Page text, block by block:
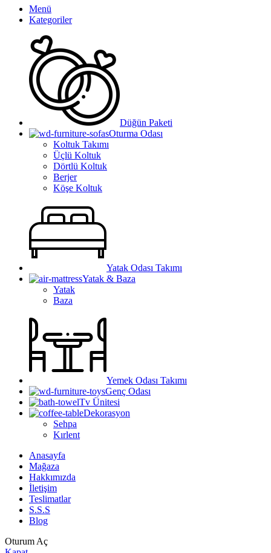
Menü
Kategoriler
Düğün Paketi
Oturma Odası
Koltuk Takımı
Üçlü Koltuk
Dörtlü Koltuk
Berjer
Köşe Koltuk
Yatak Odası Takımı
Yatak & Baza
Yatak
Baza
Yemek Odası Takımı
Genç Odası
Tv Ünitesi
Dekorasyon
Sehpa
Kırlent
Anasayfa
Mağaza
Hakkımızda
İletişim
Teslimatlar
S.S.S
Blog
Oturum Aç